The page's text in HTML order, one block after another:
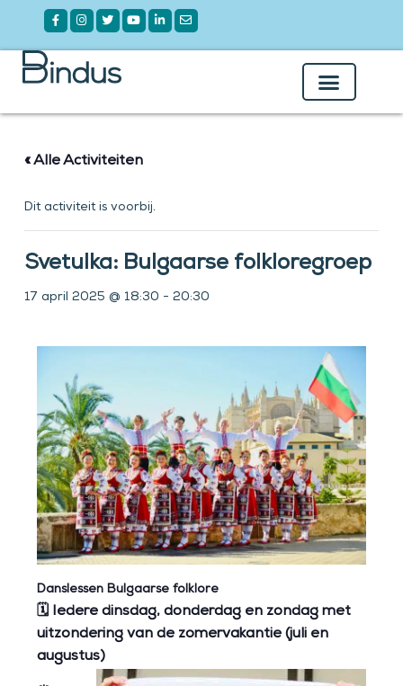
inhoud
Facebook-
f
Instagram
TwitterYoutubeLinkedin-
in
Envelope
« Alle Activiteiten
Dit activiteit is voorbij.
Svetulka: Bulgaarse folkloregroep
17 april 2025 @ 18:30 -20:30
Danslessen Bulgaarse folklore
🗓️ Iedere dinsdag, donderdag en zondag met
uitzondering van de zomervakantie (juli en
augustus)